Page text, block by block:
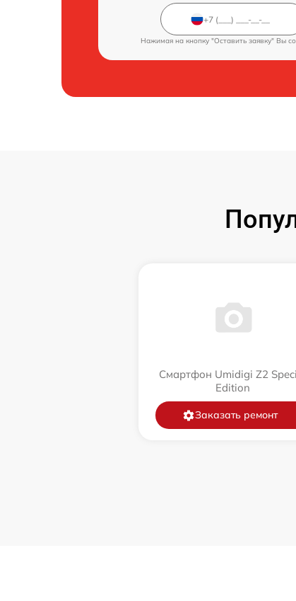
Нажимая на кнопку "Оставить заявку" Вы
Смартфон Umidigi Z2
Edition
Заказать ремонт